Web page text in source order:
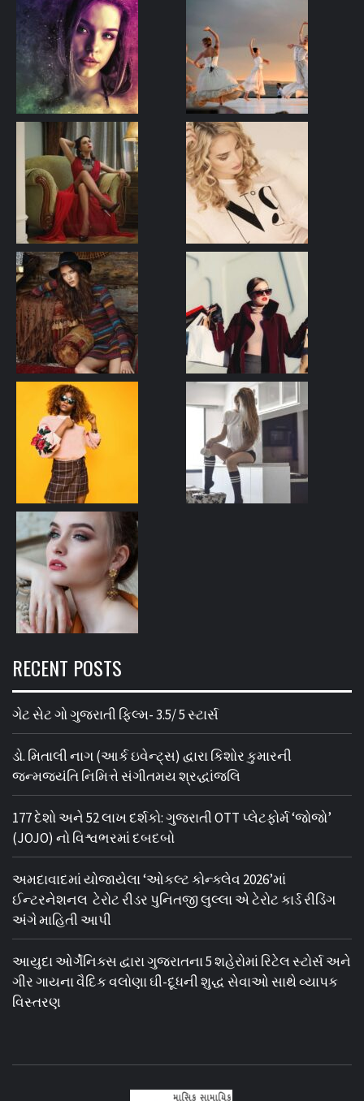
RECENT POSTS
ગેટ સેટ ગો ગુજરાતી ફિલ્મ- 3.5/ 5 સ્ટાર્સ
ડો. મિતાલી નાગ (આર્ક ઇવેન્ટ્સ) દ્વારા કિશોર કુમારની
જન્મજયંતિ નિમિત્તે સંગીતમય શ્રદ્ધાંજલિ
177 દેશો અને 52 લાખ દર્શકો: ગુજરાતી OTT પ્લેટફોર્મ ‘જોજો’
(JOJO) નો વિશ્વભરમાં દબદબો
અમદાવાદમાં યોજાયેલા ‘ઓકલ્ટ કોન્ક્લેવ 2026’માં
ઈન્ટરનેશનલ ટેરોટ રીડર પુનિતજી લુલ્લા એ ટેરોટ કાર્ડ રીડિંગ
અંગે માહિતી આપી
આયુદા ઓર્ગેનિક્સ દ્વારા ગુજરાતના 5 શહેરોમાં રિટેલ સ્ટોર્સ અને
ગીર ગાયના વૈદિક વલોણા ઘી-દૂધની શુદ્ધ સેવાઓ સાથે વ્યાપક
વિસ્તરણ